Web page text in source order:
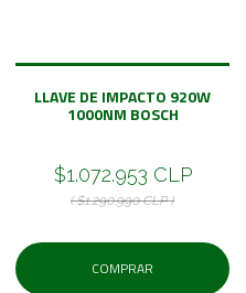
LLAVE DE IMPACTO 920W
1000NM BOSCH
$1.072.953 CLP
( $1.290.990 CLP )
COMPRAR